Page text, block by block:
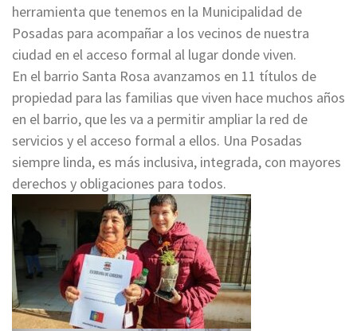
herramienta que tenemos en la Municipalidad de
Posadas para acompañar a los vecinos de nuestra
ciudad en el acceso formal al lugar donde viven.
En el barrio Santa Rosa avanzamos en 11 títulos de
propiedad para las familias que viven hace muchos años
en el barrio, que les va a permitir ampliar la red de
servicios y el acceso formal a ellos. Una Posadas
siempre linda, es más inclusiva, integrada, con mayores
derechos y obligaciones para todos.